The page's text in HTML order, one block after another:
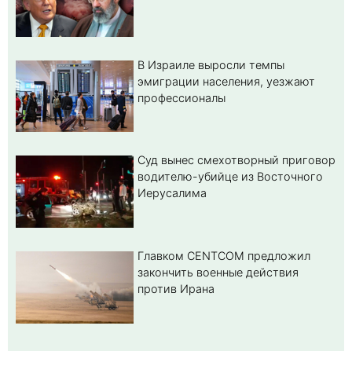
В Израиле выросли темпы
эмиграции населения, уезжают
профессионалы
Суд вынес смехотворный приговор
водителю-убийце из Восточного
Иерусалима
Главком CENTCOM предложил
закончить военные действия
против Ирана